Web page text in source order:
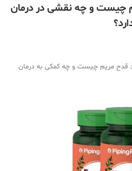
چیست و چه نقشی در درمان
قدح مریم چیست و چه کمکی به درمان